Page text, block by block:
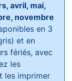
avril, mai,
novembre
en 3
et en
fériés, avec
les
les imprimer